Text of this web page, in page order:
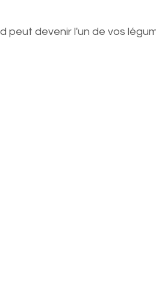
peut devenir l'un de vos